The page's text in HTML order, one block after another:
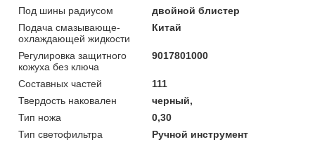
Под шины радиусом
двойной блистер
Подача смазывающе-
охлаждающей жидкости
Китай
Регулировка защитного
кожуха без ключа
9017801000
Составных частей
111
Твердость наковален
черный,
Тип ножа
0,30
Тип светофильтра
Ручной инструмент